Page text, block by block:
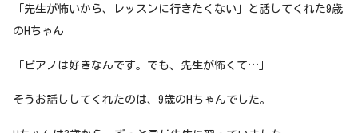
「先生が怖いから、レッスンに行きたくない」と話してくれた9歳
のHちゃん
「ピアノは好きなんです。でも、先生が怖くて…」
そうお話ししてくれたのは、9歳のHちゃんでした。